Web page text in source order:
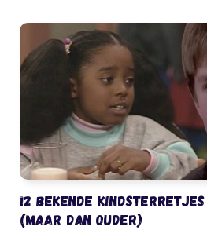
12 bekende
(maar dan ouder)